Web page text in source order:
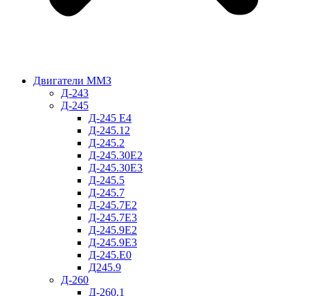
Двигатели ММЗ
Д-243
Д-245
Д-245 Е4
Д-245.12
Д-245.2
Д-245.30Е2
Д-245.30Е3
Д-245.5
Д-245.7
Д-245.7Е2
Д-245.7Е3
Д-245.9Е2
Д-245.9Е3
Д-245.Е0
Д245.9
Д-260
Д-260.1